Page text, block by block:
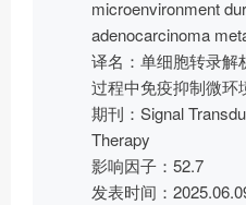
microenvironment
adenocarcinoma
译名：单细胞转录解
过程中免疫抑制微环
期刊：Signal
Therapy
影响因子：52.7
发表时间：